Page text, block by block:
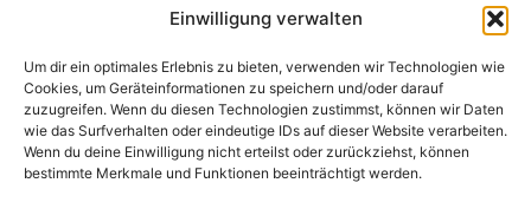
Einwilligung verwalten
Um dir ein optimales Erlebnis zu bieten, verwenden wir Technologien wie
Cookies, um Geräteinformationen zu speichern und/oder darauf
zuzugreifen. Wenn du diesen Technologien zustimmst, können wir Daten
wie das Surfverhalten oder eindeutige IDs auf dieser Website verarbeiten.
Wenn du deine Einwilligung nicht erteilst oder zurückziehst, können
bestimmte Merkmale und Funktionen beeinträchtigt werden.
Die besten Getränke für den Winter
Startseite
Presse
Kontakt / Support
Datenschutzerklärung